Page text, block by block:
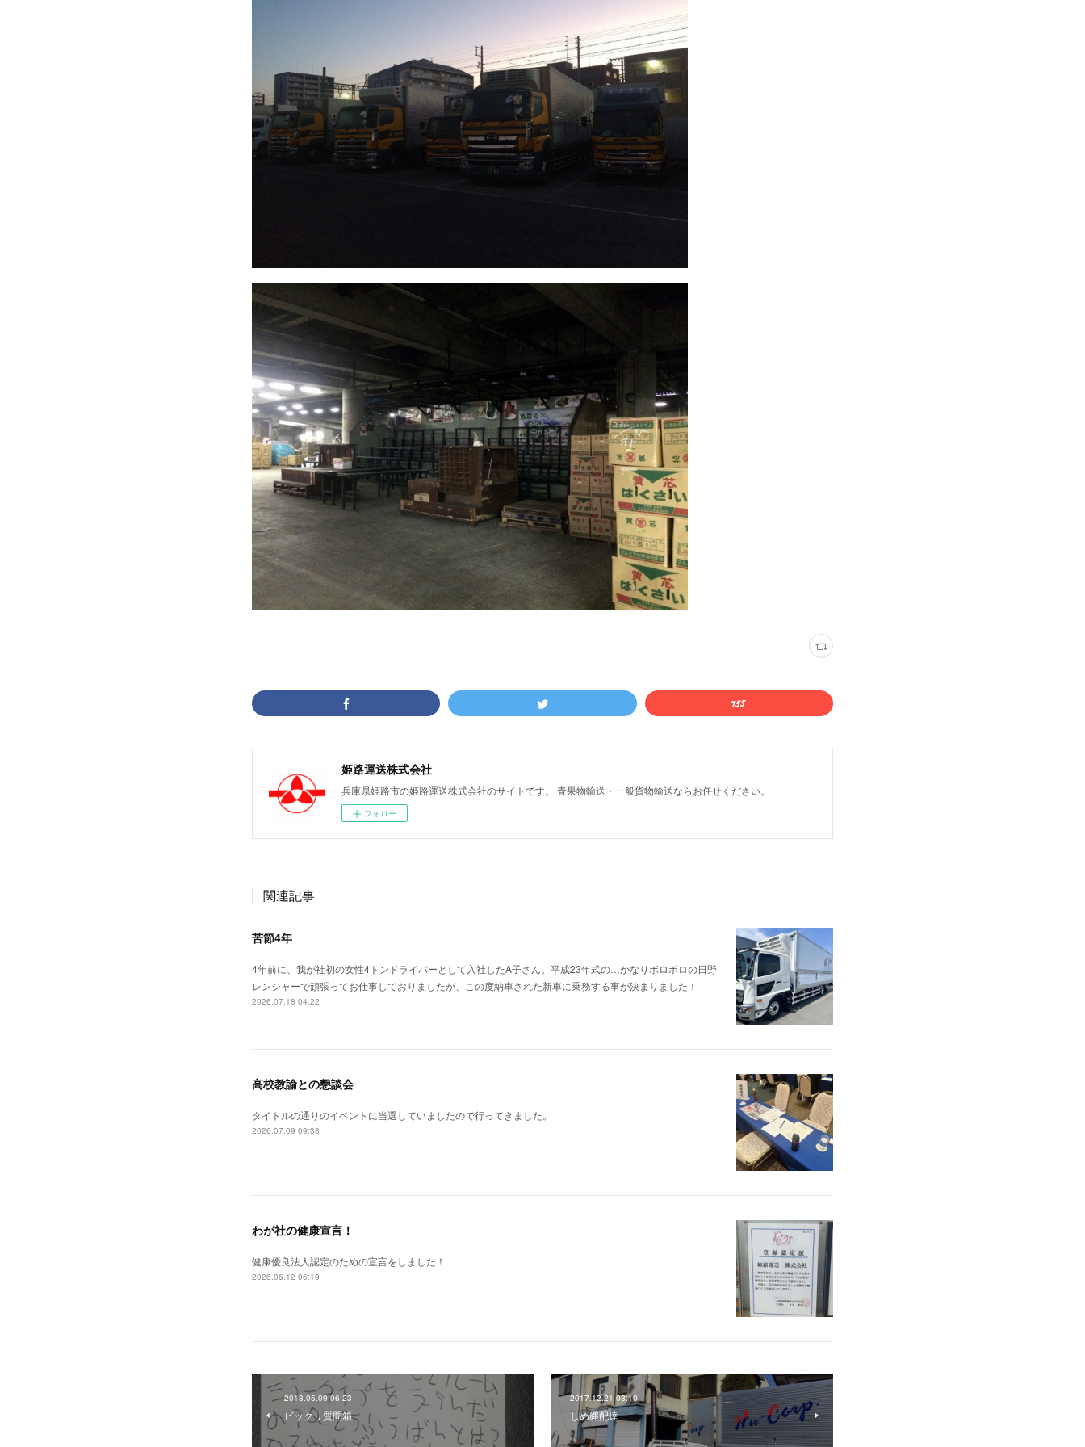
姫路運送株式会社
兵庫県姫路市の姫路運送株式会社のサイトです。 青果物輸送・一般貨物輸送ならお任せください。
フォロー
関連記事
苦節4年
4年前に、我が社初の女性4トンドライバーとして入社したA子さん。平成23年式の…かなりボロボロの日野
レンジャーで頑張ってお仕事しておりましたが、この度納車された新車に乗務する事が決まりました！
2026.07.18 04:22
高校教諭との懇談会
タイトルの通りのイベントに当選していましたので行ってきました。
2026.07.09 09:38
わが社の健康宣言！
健康優良法人認定のための宣言をしました！
2026.06.12 06:19
2018.05.09 06:23
ビックリ質問箱
2017.12.21 08:10
しめ縄配達